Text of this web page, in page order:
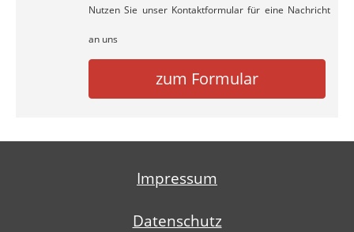
Nutzen Sie unser Kontaktformular für eine Nachricht
an uns
zum Formular
Impressum
Datenschutz